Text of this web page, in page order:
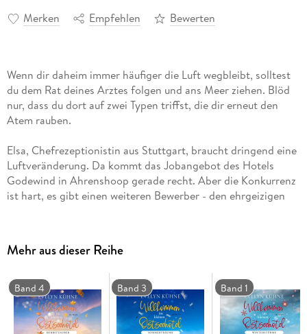
Merken Empfehlen Bewerten
Wenn dir daheim immer häufiger die Luft wegbleibt, solltest
du dem Rat deines Arztes folgen und ans Meer ziehen. Blöd
nur, dass du dort auf zwei Typen triffst, die dir erneut den
Atem rauben.
Elsa, Chefrezeptionistin aus Stuttgart, braucht dringend eine
Luftveränderung. Da kommt das Jobangebot des Hotels
Godewind in Ahrenshoop gerade recht. Aber die Konkurrenz
ist hart, es gibt einen weiteren Bewerber - den ehrgeizigen
und damit ihr Herz endgültig durcheinander bringt. Doch auf
einmal geschehen seltsame Dinge im Hotel und alle
Zukunftspläne scheinen sich ganz von allein aufzulösen . . .
Die Frage ist: Kann Elsa sich den Job schnappen und einen
Umzugswagen Richtung Ostsee bestellen?
Mehr aus dieser Reihe
Band 4 Band 3 Band 1